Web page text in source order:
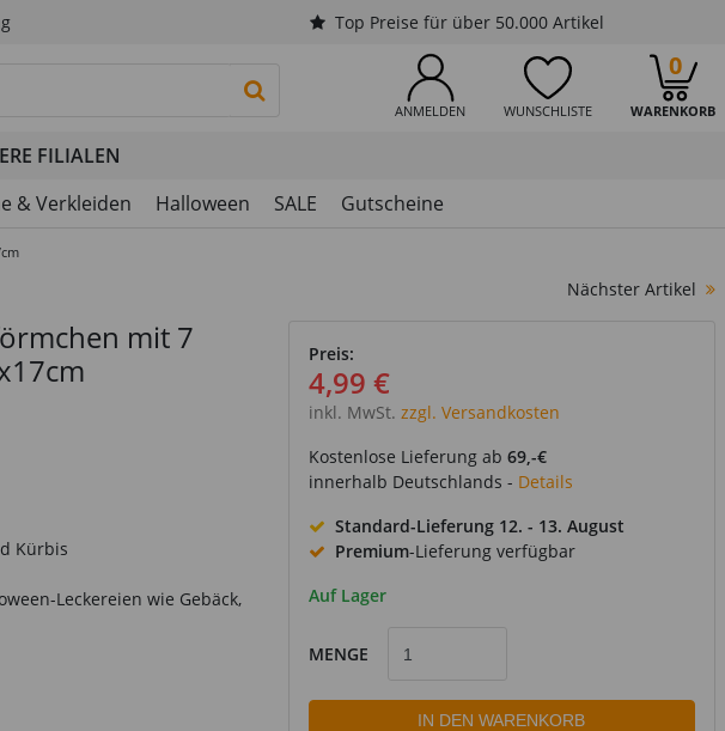
Top Preise für über 50.000 Artikel
ANMELDEN WUNSCHLISTE WARENKORB
0
PRODUKTSUCHE STARTEN
FILIALEN
& Verkleiden Halloween SALE Gutscheine
Nächster Artikel
mit 7
Kürbis
Leckereien wie Gebäck,
Preis:
4,99 €
inkl. MwSt. zzgl. Versandkosten
Kostenlose Lieferung ab 69,-€
innerhalb Deutschlands - Details
Standard-Lieferung 12. - 13. August
Premium-Lieferung verfügbar
Auf Lager
MENGE
IN DEN WARENKORB